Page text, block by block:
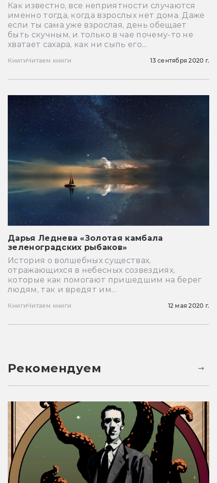
Как известно, все неприятности случаются
именно тогда, когда взрослых нет дома. Даже
если ты сама уже взрослая, день обещает
быть скучным, и только в чае почему-то не
хватает сахара, как ни сыпь его...
КнигиЧитаем книги 13 сентября 2020 г.
Дарья Леднева «Золотая камбала
зеленоградских рыбаков»
История о волшебных существах,
отражающихся в небесных созвездиях,
которые как помогают пришедшим на берег
людям, так и вредят им...
КнигиЧитаем книги 12 мая 2020 г.
Рекомендуем